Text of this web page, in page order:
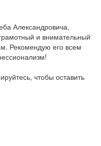
Александровича,
и внимательный
Рекомендую его всем
, чтобы оставить